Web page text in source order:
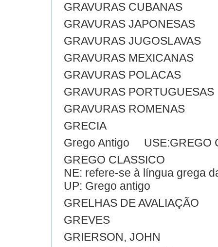
GRAVURAS CUBANAS
GRAVURAS JAPONESAS
GRAVURAS JUGOSLAVAS
GRAVURAS MEXICANAS
GRAVURAS POLACAS
GRAVURAS PORTUGUESAS
GRAVURAS ROMENAS
GRECIA
Grego Antigo USE:GREGO
GREGO CLASSICO
NE: refere-se à língua grega
UP: Grego antigo
GRELHAS DE AVALIAÇÃO
GREVES
GRIERSON, JOHN